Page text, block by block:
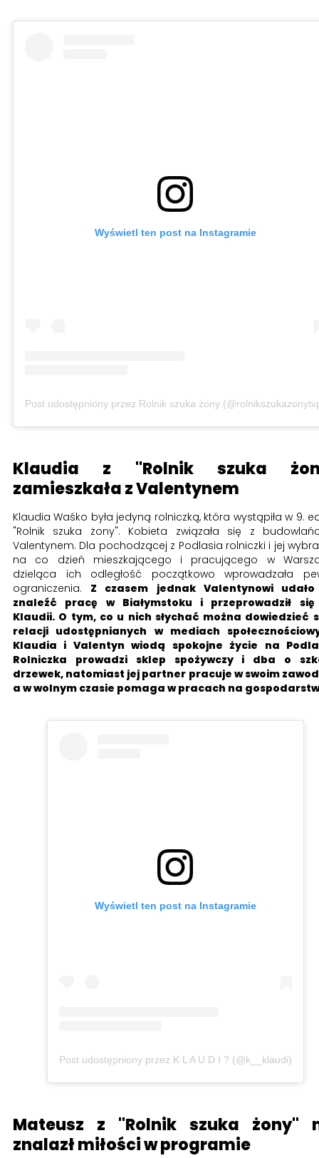
Wyświetl ten post na Instagramie
Post udostępniony przez Rolnik szuka żony
Klaudia z "Rolnik szuka
zamieszkała z Valentynem
Klaudia Waśko była jedyną rolniczką, która wystąpiła w 9.
"Rolnik szuka żony". Kobieta związała się z
Valentynem. Dla pochodzącej z Podlasia rolniczki i jej
na co dzień mieszkającego i pracującego w
dzieląca ich odległość początkowo wprowadzała
ograniczenia. Z czasem jednak Valentynowi udało
znaleźć pracę w Białymstoku i przeprowadził
Klaudii. O tym, co u nich słychać można dowiedzieć
relacji udostępnianych w mediach
Klaudia i Valentyn wiodą spokojne życie na
Rolniczka prowadzi sklep spożywczy i dba o
drzewek, natomiast jej partner pracuje w swoim
a w wolnym czasie pomaga w pracach na
Wyświetl ten post na Instagramie
Post udostępniony przez K L A U D I ? (@k__klaudi)
Mateusz z "Rolnik szuka żony"
znalazł miłości w programie